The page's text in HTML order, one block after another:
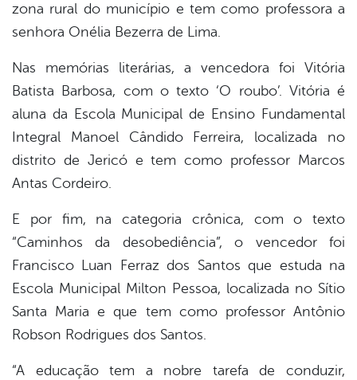
zona rural do município e tem como professora a
senhora Onélia Bezerra de Lima.
Nas memórias literárias, a vencedora foi Vitória
Batista Barbosa, com o texto ‘O roubo’. Vitória é
aluna da Escola Municipal de Ensino Fundamental
Integral Manoel Cândido Ferreira, localizada no
distrito de Jericó e tem como professor Marcos
Antas Cordeiro.
E por fim, na categoria crônica, com o texto
“Caminhos da desobediência”, o vencedor foi
Francisco Luan Ferraz dos Santos que estuda na
Escola Municipal Milton Pessoa, localizada no Sítio
Santa Maria e que tem como professor Antônio
Robson Rodrigues dos Santos.
“A educação tem a nobre tarefa de conduzir,